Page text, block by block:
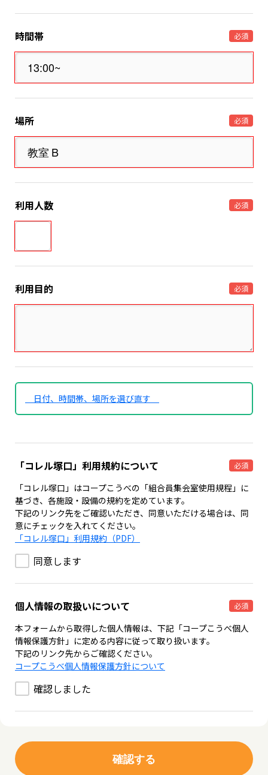
時間帯 必須
場所 必須
利用人数 必須
利用目的 必須
日付、時間帯、場所を選び直す
「コレル塚口」利用規約について 必須
「コレル塚口」はコープこうべの「組合員集会室使用規程」に
基づき、各施設・設備の規約を定めています。
下記のリンク先をご確認いただき、同意いただける場合は、同
意にチェックを入れてください。
「コレル塚口」利用規約（PDF）
同意します
個人情報の取扱いについて 必須
本フォームから取得した個人情報は、下記「コープこうべ個人
情報保護方針」に定める内容に従って取り扱います。
下記のリンク先からご確認ください。
コープこうべ個人情報保護方針について
確認しました